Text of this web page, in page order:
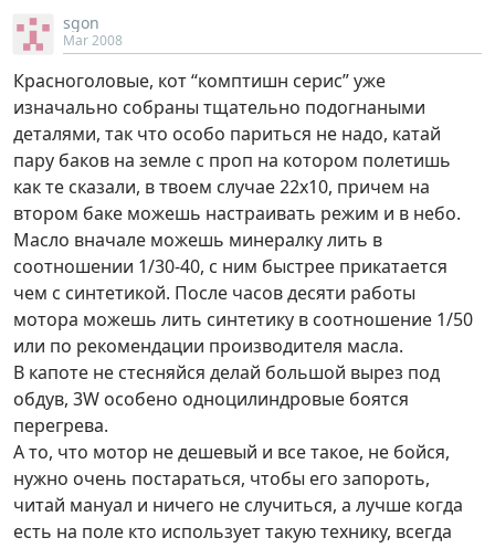
sgon
Mar 2008
Красноголовые, кот “комптишн серис” уже
изначально собраны тщательно подогнаными
деталями, так что особо париться не надо, катай
пару баков на земле с проп на котором полетишь
как те сказали, в твоем случае 22х10, причем на
втором баке можешь настраивать режим и в небо.
Масло вначале можешь минералку лить в
соотношении 1/30-40, с ним быстрее прикатается
чем с синтетикой. После часов десяти работы
мотора можешь лить синтетику в соотношение 1/50
или по рекомендации производителя масла.
В капоте не стесняйся делай большой вырез под
обдув, 3W особено одноцилиндровые боятся
перегрева.
А то, что мотор не дешевый и все такое, не бойся,
нужно очень постараться, чтобы его запороть,
читай мануал и ничего не случиться, а лучше когда
есть на поле кто использует такую технику, всегда